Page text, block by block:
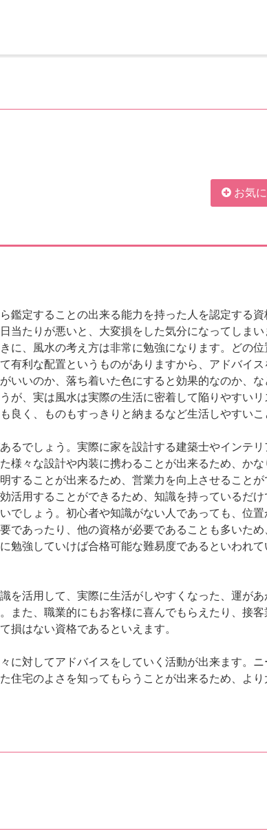
お気
鑑定することの出来る能力を持った人を認定する
たりが悪いと、大変損をした気分になってしま
、風水の考え方は非常に勉強になります。どの
利な配置というものがありますから、アドバイ
いのか、落ち着いた色にすると効果的なのか、
、実は風水は実際の生活に密着して陥りやすい
く、ものもすっきりと納まるなど生活しやすいこ
でしょう。実際に家を設計する建築士やインテ
々な設計や内装に携わることが出来るため、か
ることが出来るため、営業力を向上させること
用することができるため、知識を持っているだけ
しょう。初心者や知識がない人であっても、位
あったり、他の資格が必要であることも多いた
強していけば合格可能な難易度であるといわれ
活用して、実際に生活がしやすくなった、運があ
た、職業的にもお客様に喜んでもらえたり、接
はない資格であるといえます。
対してアドバイスをしていく活動が出来ます。
宅のよさを知ってもらうことが出来るため、より